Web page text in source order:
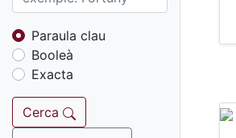
Fons audiovisual
Fons local
Fons sonor
Goigs
Fons fotogràfic
Fons d'art
Paraula clau
Booleà
Exacta
Cerca